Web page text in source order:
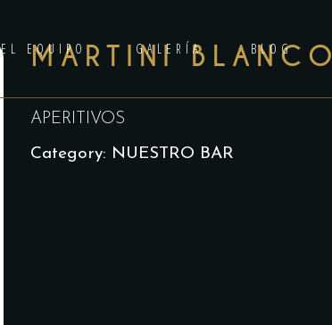
EL EQUIPO GALERÍA BLOG
MARTINI BLANCO
APERITIVOS
Category: NUESTRO BAR